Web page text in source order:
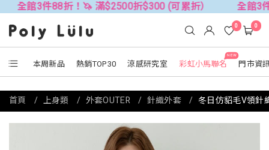
折！🦄 滿$2500折$300 (可累折） 全館3件88折！🦄
本周新品 熱銷TOP30 涼感研究室
NEW
彩虹小馬聯名 門市資
0 0
首頁 上身類 外套OUTER 針織外套 冬日仿貂毛V領針